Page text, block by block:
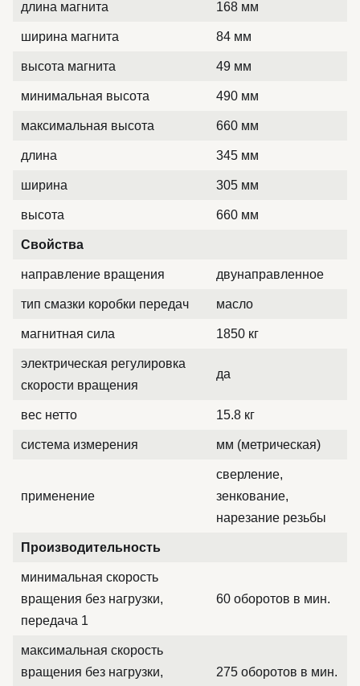
длина магнита 168 мм
ширина магнита 84 мм
высота магнита 49 мм
минимальная высота 490 мм
максимальная высота 660 мм
длина 345 мм
ширина 305 мм
высота 660 мм
Свойства
направление вращения двунаправленное
тип смазки коробки передач масло
магнитная сила 1850 кг
электрическая регулировка
скорости вращения
да
вес нетто 15.8 кг
система измерения мм (метрическая)
применение
сверление,
зенкование,
нарезание резьбы
Производительность
минимальная скорость
вращения без нагрузки,
передача 1
60 оборотов в мин.
максимальная скорость
вращения без нагрузки,
275 оборотов в мин.